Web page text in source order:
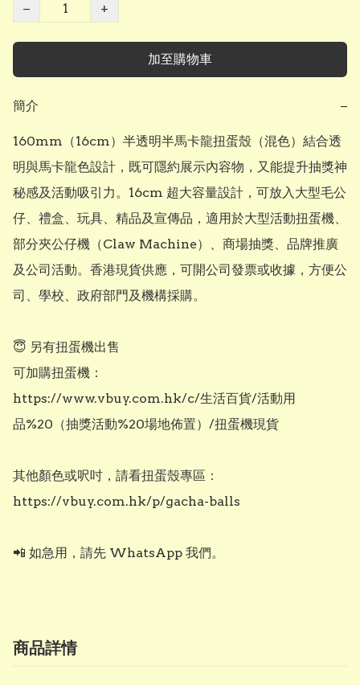
−
+
加至購物車
簡介 −
160mm（16cm）半透明半馬卡龍扭蛋殼（混色）結合透
明與馬卡龍色設計，既可隱約展示內容物，又能提升抽獎神
秘感及活動吸引力。16cm 超大容量設計，可放入大型毛公
仔、禮盒、玩具、精品及宣傳品，適用於大型活動扭蛋機、
部分夾公仔機（Claw Machine）、商場抽獎、品牌推廣
及公司活動。香港現貨供應，可開公司發票或收據，方便公
司、學校、政府部門及機構採購。
😇 另有扭蛋機出售
可加購扭蛋機：
https://www.vbuy.com.hk/c/生活百貨/活動用
品%20（抽獎活動%20場地佈置）/扭蛋機現貨
其他顏色或呎吋，請看扭蛋殼專區：
https://vbuy.com.hk/p/gacha-balls
📲 如急用，請先 WhatsApp 我們。
商品詳情